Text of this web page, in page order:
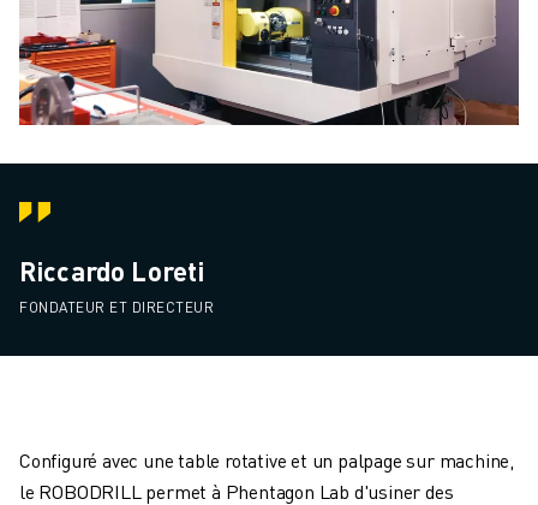
Riccardo Loreti
FONDATEUR ET DIRECTEUR
Configuré avec une table rotative et un palpage sur machine,
le ROBODRILL permet à Phentagon Lab d'usiner des